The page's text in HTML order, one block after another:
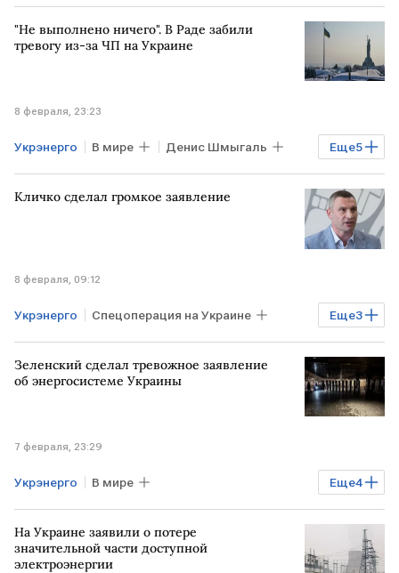
Владимир Зеленский УКРАИНА
Киев Денис Шмыгаль
"Не выполнено ничего". В Раде забили
тревогу из-за ЧП на Украине
8 февраля, 23:23
Еще5
Укрэнерго В мире Денис Шмыгаль
Киев РУМЫНИЯ Виталий Кличко
Кличко сделал громкое заявление
8 февраля, 09:12
Еще3
Укрэнерго Спецоперация на Украине
Киев Виталий Кличко
Денис Шмыгаль
Зеленский сделал тревожное заявление
об энергосистеме Украины
7 февраля, 23:29
Еще4
Укрэнерго В мире
Владимир Зеленский УКРАИНА
Киев Виталий Кличко
На Украине заявили о потере
значительной части доступной
электроэнергии